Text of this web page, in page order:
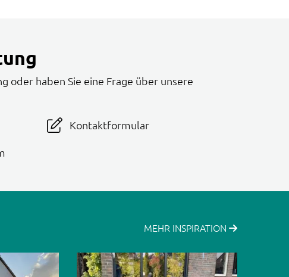
oder haben Sie eine Frage über unsere
Kontaktformular
MEHR INSPIRATION